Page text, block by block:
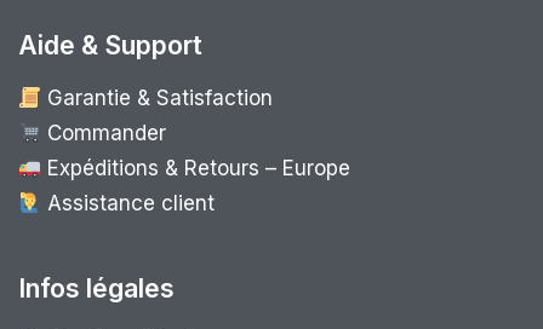
Aide & Support
Garantie & Satisfaction
Commander
Expéditions & Retours – Europe
Assistance client
Infos légales